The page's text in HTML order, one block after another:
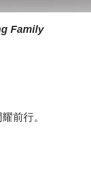
Family
前行。